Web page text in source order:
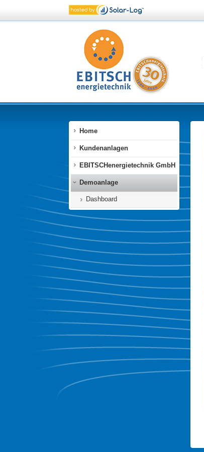
Home
Kundenanlagen
EBITSCHenergietechnik GmbH
Demoanlage
Dashboard